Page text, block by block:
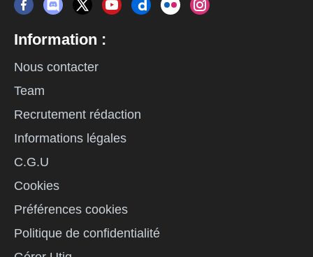
Information :
Nous contacter
Team
Recrutement rédaction
Informations légales
C.G.U
Cookies
Préférences cookies
Politique de confidentialité